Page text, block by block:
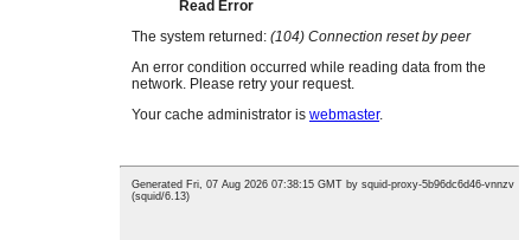
Thai
Ukrainian
Urdu
Xhosa
Yiddish